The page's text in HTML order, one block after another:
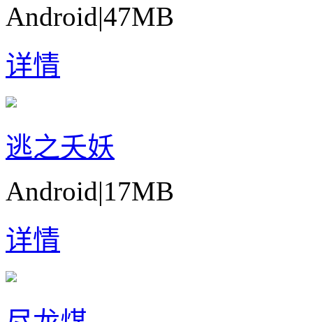
Android|47MB
详情
逃之夭妖
Android|17MB
详情